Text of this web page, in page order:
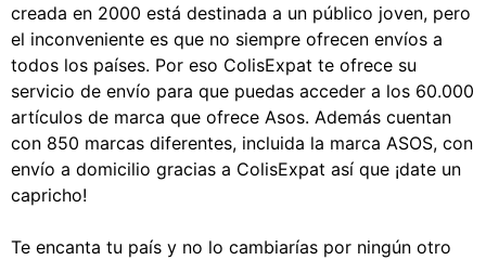
creada en 2000 está destinada a un público joven, pero
el inconveniente es que no siempre ofrecen envíos a
todos los países. Por eso ColisExpat te ofrece su
servicio de envío para que puedas acceder a los 60.000
artículos de marca que ofrece Asos. Además cuentan
con 850 marcas diferentes, incluida la marca ASOS, con
envío a domicilio gracias a ColisExpat así que ¡date un
capricho!
Te encanta tu país y no lo cambiarías por ningún otro